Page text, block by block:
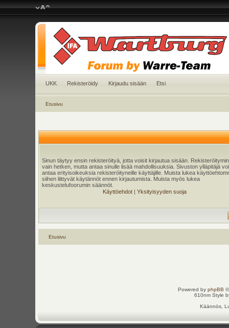
UKK Rekisteröidy Kirjaudu sisään Etsi
Etusivu
Sinun täytyy ensin rekisteröityä, jotta voisit kirjautua sisään.
vain hetken, mutta antaa sinulle lisää mahdollisuuksia. Sivuston ylläpitäjä
antaa erityisoikeuksia rekisteröityneille käyttäjille. Muista lukea
siihen liittyvät käytännöt ennen kirjautumista. Muista myös lukea
keskustelufoorumin säännöt.
Käyttöehdot| Yksityisyyden suoja
Etusivu
Powered by phpBB
610nm Style
Käännös,